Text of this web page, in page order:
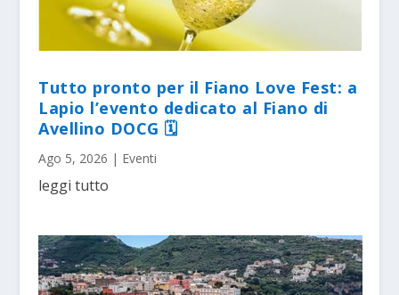
Tutto pronto per il Fiano Love Fest: a
Lapio l’evento dedicato al Fiano di
Avellino DOCG 🗓
Ago 5, 2026 | Eventi
leggi tutto